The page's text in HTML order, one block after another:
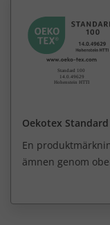
Oekotex Standard
En
ämnen genom